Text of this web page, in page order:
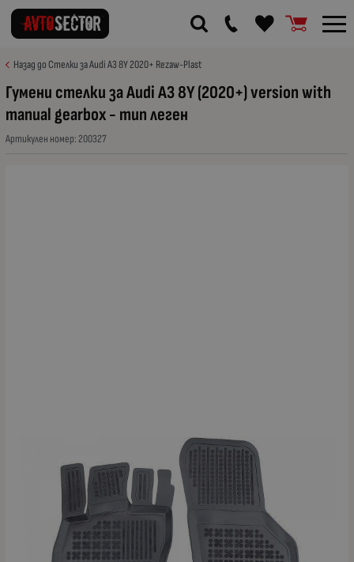
Назад до Стелки за Audi A3 8Y 2020+ Rezaw-Plast
Гумени стелки за Audi A3 8Y (2020+) version with
manual gearbox - тип леген
Артикулен номер:200327